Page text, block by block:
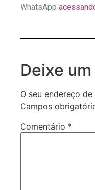
WhatsApp
Deixe
O seu endereço
Campos
Comentário *